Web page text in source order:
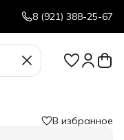
8 (921) 388-25-67
В избранное